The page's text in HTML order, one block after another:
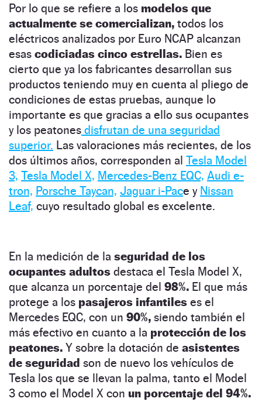
Por lo que se refiere a los modelos que
actualmente se comercializan, todos los
eléctricos analizados por Euro NCAP alcanzan
esas codiciadas cinco estrellas. Bien es
cierto que ya los fabricantes desarrollan sus
productos teniendo muy en cuenta al pliego de
condiciones de estas pruebas, aunque lo
importante es que gracias a ello sus ocupantes
y los peatones disfrutan de una seguridad
superior. Las valoraciones más recientes, de los
dos últimos años, corresponden al Tesla Model
3, Tesla Model X, Mercedes-Benz EQC, Audi e-
tron, Porsche Taycan, Jaguar i-Pace y Nissan
Leaf, cuyo resultado global es excelente.
En la medición de la seguridad de los
ocupantes adultos destaca el Tesla Model X,
que alcanza un porcentaje del 98%. El que más
protege a los pasajeros infantiles es el
Mercedes EQC, con un 90%, siendo también el
más efectivo en cuanto a la protección de los
peatones. Y sobre la dotación de asistentes
de seguridad son de nuevo los vehículos de
Tesla los que se llevan la palma, tanto el Model
3 como el Model X con un porcentaje del 94%.